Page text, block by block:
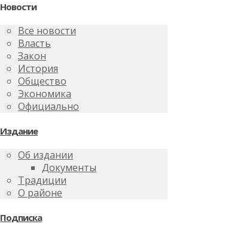
Новости
Все новости
Власть
Закон
История
Общество
Экономика
Официально
Издание
Об издании
Документы
Традиции
О районе
Подписка